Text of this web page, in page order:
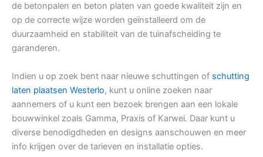
de betonpalen en beton platen van goede kwaliteit zijn en
op de correcte wijze worden geïnstalleerd om de
duurzaamheid en stabiliteit van de tuinafscheiding te
garanderen.
Indien u op zoek bent naar nieuwe schuttingen of schutting
laten plaatsen Westerlo, kunt u online zoeken naar
aannemers of u kunt een bezoek brengen aan een lokale
bouwwinkel zoals Gamma, Praxis of Karwei. Daar kunt u
diverse benodigdheden en designs aanschouwen en meer
info krijgen over de tarieven en installatie opties.